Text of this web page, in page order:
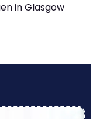
in Glasgow